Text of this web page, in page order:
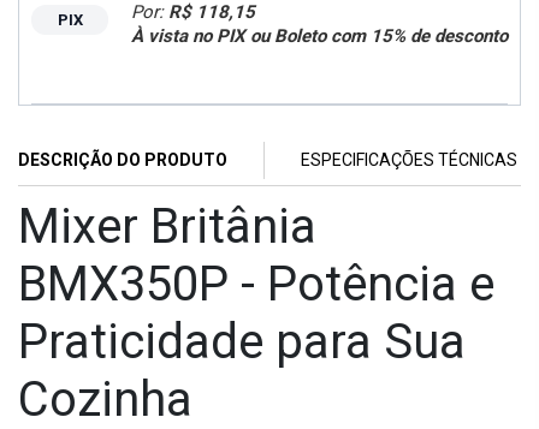
PIX Por: R$ 118,15
À vista no PIX ou Boleto com 15% de desconto
DESCRIÇÃO DO PRODUTO ESPECIFICAÇÕES TÉCNICAS
Mixer Britânia
BMX350P - Potência e
Praticidade para Sua
Cozinha